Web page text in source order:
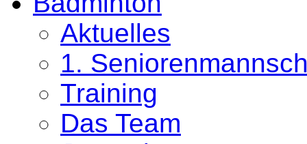
Aktuelles
1.
Training
Das Team